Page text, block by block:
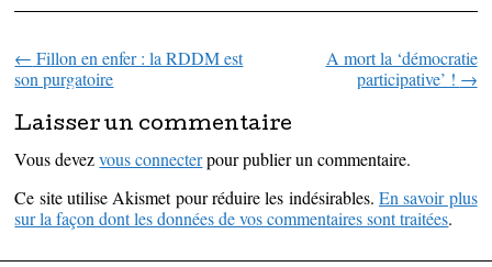
Parcourir les articles
← Fillon en enfer : la RDDM est
son purgatoire
A mort la ‘démocratie
participative’ ! →
Laisser un commentaire
Vous devezvous connecterpour publier un commentaire.
Ce site utilise Akismet pour réduire les indésirables. En savoir plus
sur la façon dont les données de vos commentaires sont traitées.